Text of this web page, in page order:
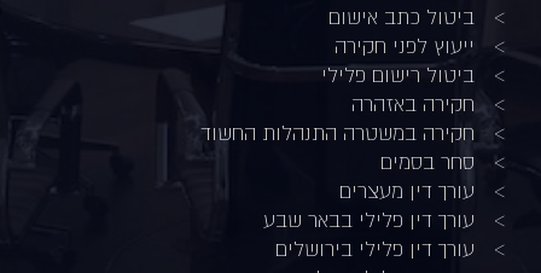
ביטול כתב אישום
ייעוץ לפני חקירה
ביטול רישום פלילי
חקירה באזהרה
חקירה במשטרה התנהלות החשוד
סחר בסמים
עורך דין מעצרים
עורך דין פלילי בבאר שבע
עורך דין פלילי בירושלים